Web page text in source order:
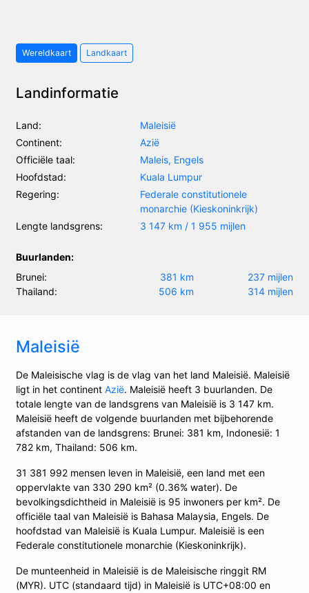
Wereldkaart Landkaart
Landinformatie
Land:
Maleisië
Continent:
Azië
Officiële taal:
Maleis, Engels
Hoofdstad:
Kuala Lumpur
Regering:
Federale constitutionele
monarchie (Kieskoninkrijk)
Lengte landsgrens:
3 147 km / 1 955 mijlen
Buurlanden:
Brunei:
381 km
237 mijlen
Thailand:
506 km 314 mijlen
Maleisië
De Maleisische vlag is de vlag van het land Maleisië. Maleisië
ligt in het continent Azië. Maleisië heeft 3 buurlanden. De
totale lengte van de landsgrens van Maleisië is 3 147 km.
Maleisië heeft de volgende buurlanden met bijbehorende
afstanden van de landsgrens: Brunei: 381 km, Indonesië: 1
782 km, Thailand: 506 km.
31 381 992 mensen leven in Maleisië, een land met een
oppervlakte van 330 290 km² (0.36% water). De
bevolkingsdichtheid in Maleisië is 95 inwoners per km². De
officiële taal van Maleisië is Bahasa Malaysia, Engels. De
hoofdstad van Maleisië is Kuala Lumpur. Maleisië is een
Federale constitutionele monarchie (Kieskoninkrijk).
De munteenheid in Maleisië is de Maleisische ringgit RM
(MYR). UTC (standaard tijd) in Maleisië is UTC+08:00 en